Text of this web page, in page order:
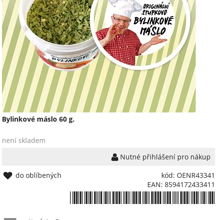
Bylinkové máslo 60 g.
není skladem
Nutné přihlášení pro nákup
kód: OENR43341
EAN: 8594172433411
do oblíbených